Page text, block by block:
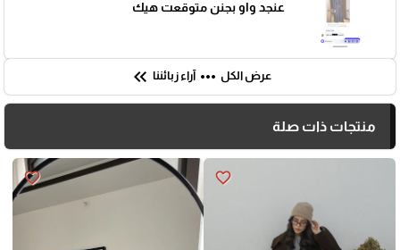
عنجد واو بجنن متوقعت هيك
عرض الكل more_horiz آراء زبائننا keyboard_double_arrow_left
منتجات ذات صلة
favorite_border
favorite_border